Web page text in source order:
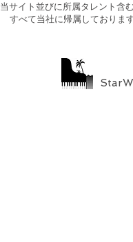
当サイト並びに所属タレント含
すべて当社に帰属しておりま